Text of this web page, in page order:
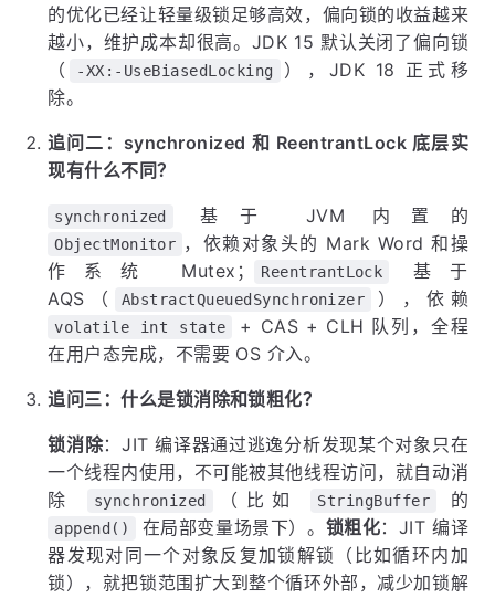
的优化已经让轻量级锁足够高效，偏向锁的收益越来
越小，维护成本却很高。JDK 15 默认关闭了偏向锁
（
-XX:-UseBiasedLocking
），JDK 18 正式移
除。
追问二：synchronized 和 ReentrantLock 底层实
现有什么不同？
synchronized 基于 JVM 内置的
ObjectMonitor ，依赖对象头的 Mark Word 和操
作系统 Mutex；
ReentrantLock
基于
AQS（
AbstractQueuedSynchronizer ），依赖
volatile int state
+ CAS + CLH 队列，全程
在用户态完成，不需要 OS 介入。
追问三：什么是锁消除和锁粗化？
锁消除：JIT 编译器通过逃逸分析发现某个对象只在
一个线程内使用，不可能被其他线程访问，就自动消
除
synchronized （比如 StringBuffer 的
append() 在局部变量场景下）。 锁粗化：JIT 编译
器发现对同一个对象反复加锁解锁（比如循环内加
锁），就把锁范围扩大到整个循环外部，减少加锁解